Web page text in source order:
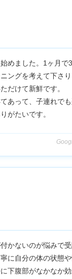
めました。1ヶ月で
ングを考えて下さ
だけて新鮮です。
あって、子連れで
がたいです。
かないのが悩みで受
に自分の体の状態
下腹部がなかなか